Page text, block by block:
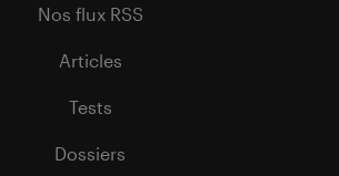
Nos flux RSS
Articles
Tests
Dossiers